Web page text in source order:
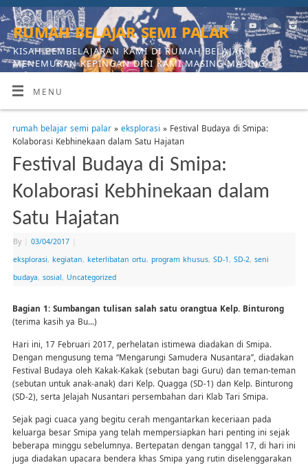
rumah belajar semi palar
KISAH PEMBELAJARAN KAMI DI RUMAH BELAJAR,
MENEMUKAN KEPINGAN DIRI KAMI MASING-MASING
MENU
rumah belajar semi palar» eksplorasi » Festival Budaya di Smipa:
Kolaborasi Kebhinekaan dalam Satu Hajatan
Festival Budaya di Smipa:
Kolaborasi Kebhinekaan dalam
Satu Hajatan
By 03/04/2017
eksplorasi, kegiatan, keterlibatan ortu, program khusus, SD-1 , SD-2, seni
budaya, sosial, Uncategorized
Bagian 1: Sumbangan tulisan salah satu orangtua Kelp. Binturong
(terima kasih ya Bu…)
Hari ini, 17 Februari 2017, perhelatan istimewa diadakan di Smipa.
Dengan mengusung tema “Mengarungi Samudera Nusantara”, diadakan
Festival Budaya oleh Kakak-Kakak (sebutan bagi Guru) dan teman-teman
(sebutan untuk anak-anak) dari Kelp. Quagga (SD-1) dan Kelp. Binturong
(SD-2), serta Jelajah Nusantari persembahan dari Klab Tari Smipa.
Sejak pagi cuaca yang begitu cerah mengantarkan keceriaan pada
keluarga besar Smipa yang telah mempersiapkan hari penting ini sejak
beberapa minggu sebelumnya. Bertepatan dengan tanggal 17, di hari ini
juga diadakan upacara bendera khas Smipa yang rutin diselenggarakan